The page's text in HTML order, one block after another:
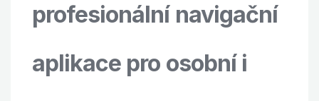
profesionální navigační
aplikace pro osobní i